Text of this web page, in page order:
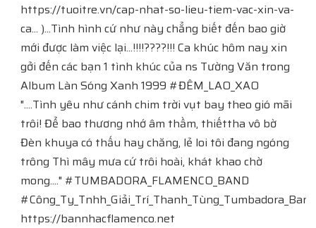
https://tuoitre.vn/cap-nhat-so-lieu-tiem-vac-xin-va-
ca... )...Tình hình cứ như này chẳng biết đến bao giờ
mới được làm việc lại...!!!!????!!! Ca khúc hôm nay xin
gởi đến các bạn 1 tình khúc của ns Tường Văn trong
Album Làn Sóng Xanh 1999 #ĐÊM_LAO_XAO
"....Tình yêu như cánh chim trời vụt bay theo gió mãi
trôi! Để bao thương nhớ âm thầm, thiếttha vô bờ
Đèn khuya có thấu hay chăng, lẻ loi tôi đang ngóng
trông Thì mây mưa cứ trôi hoài, khát khao chờ
mong...." #TUMBADORA_FLAMENCO_BAND​​​​
#Công_Ty_Tnhh_Giải_Trí_Thanh_Tùng_Tumbadora_Band​​​​
https://bannhacflamenco.net​​​​